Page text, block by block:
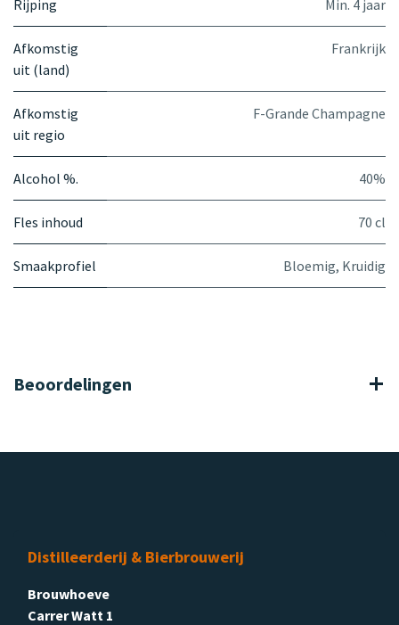
Rijping Min. 4 jaar
Afkomstig
uit (land)
Frankrijk
Afkomstig
uit regio
F-Grande Champagne
Alcohol %. 40%
Fles inhoud 70 cl
Smaakprofiel Bloemig, Kruidig
Beoordelingen
Distilleerderij & Bierbrouwerij
Brouwhoeve
Carrer Watt 1